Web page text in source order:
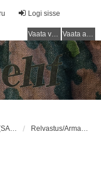
Logi sisse
Vaata vastamata teemasi Vaata aktiivseid teemasid
VARUSTUS (SAKSA SÕJAVÄGI) / EQUIPMENT (GERMAN ARMY) Relvastus/Armament